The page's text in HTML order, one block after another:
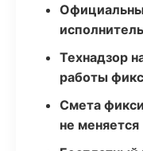
Технадзор
работы
Смета
не меняется